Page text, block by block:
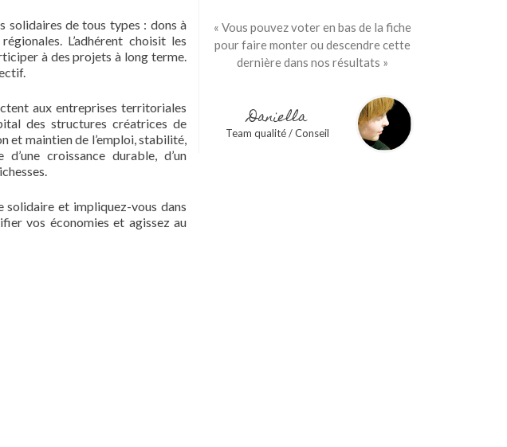
solidaires de tous types : dons à
L’adhérent choisit les
à des projets à long terme.
aux entreprises territoriales
des structures créatrices de
et maintien de l’emploi, stabilité,
croissance durable, d’un
solidaire et impliquez-vous dans
vos économies et agissez au
« Vous pouvez voter en bas de la fiche
pour faire monter ou descendre cette
dernière dans nos résultats »
Daniella
Team qualité / Conseil